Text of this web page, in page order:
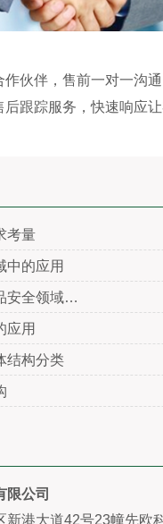
伙伴，售前一对一沟
后跟踪服务，快速响应
考量
中的应用
安全领域…
应用
结构分类
限公司
新港大道42号23幢先欧